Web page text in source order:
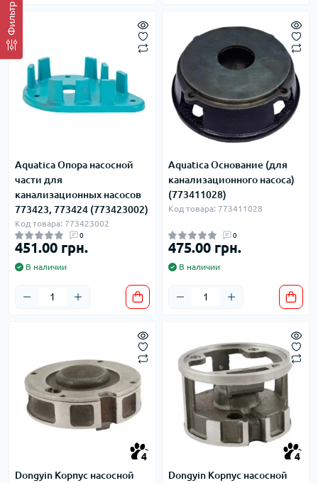
Фильтр
Aquatica Опора насосной
части для
канализационных насосов
773423, 773424 (773423002)
Код товара: 773423002
0
451.00 грн.
В наличии
Aquatica Основание (для
канализационного насоса)
(773411028)
Код товара: 773411028
0
475.00 грн.
В наличии
4
Dongyin Корпус насосной
4
Dongyin Корпус насосной